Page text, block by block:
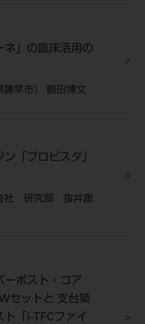
ネ」の臨床活用の
諌早市） 鶴田博文
「プロビスタ」
社 研究部 抜井康
ーポスト・コア
セットと 支台築
「i-TFCファイ